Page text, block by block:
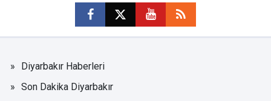
Diyarbakır Haberleri
Son Dakika Diyarbakır